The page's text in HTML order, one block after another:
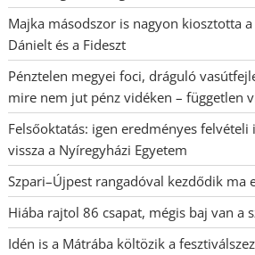
Majka másodszor is nagyon kiosztotta
Dánielt és a Fideszt
Pénztelen megyei foci, dráguló
mire nem jut pénz vidéken – független
Felsőoktatás: igen eredményes
vissza a Nyíregyházi Egyetem
Szpari–Újpest rangadóval kezdődik ma
Hiába rajtol 86 csapat, mégis baj van a
Idén is a Mátrába költözik a